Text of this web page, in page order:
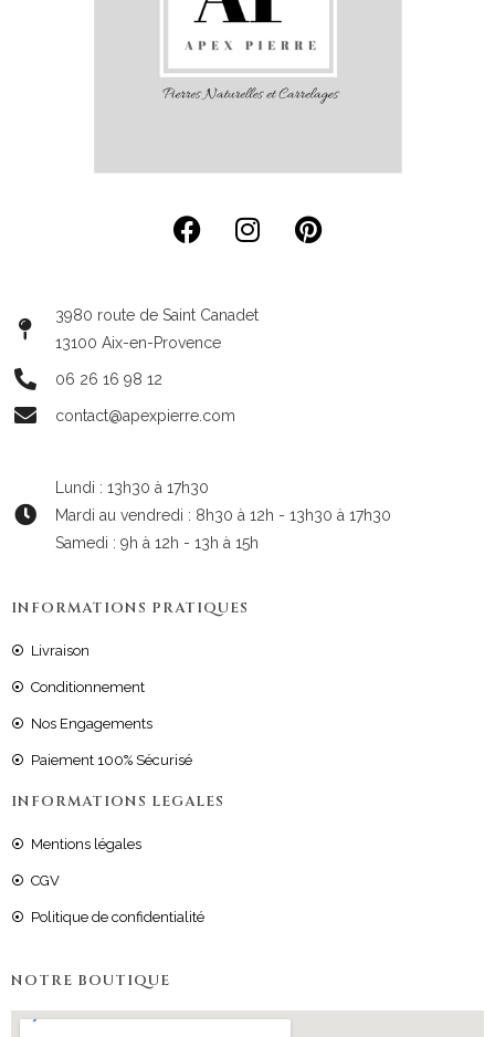
3980 route de Saint Canadet
13100 Aix-en-Provence
06 26 16 98 12
contact@apexpierre.com
Lundi : 13h30 à 17h30
Mardi au vendredi : 8h30 à 12h - 13h30 à 17h30
Samedi : 9h à 12h - 13h à 15h
INFORMATIONS PRATIQUES
Livraison
Conditionnement
Nos Engagements
Paiement 100% Sécurisé
INFORMATIONS LEGALES
Mentions légales
CGV
Politique de confidentialité
NOTRE BOUTIQUE